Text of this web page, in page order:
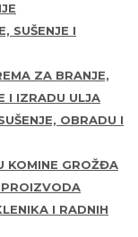
SUŠENJE I
ZA BRANJE,
I IZRADU ULJA
OBRADU I
KOMINE GROŽĐA
PROIZVODA
I RADNIH